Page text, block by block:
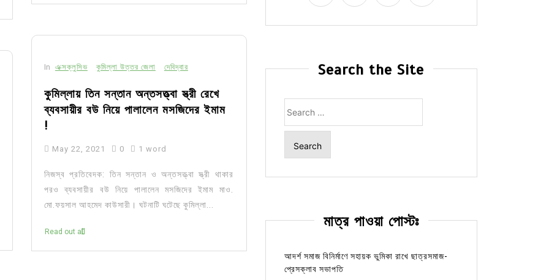
In এক্সক্লুসিভ কুমিল্লা উত্তর জেলা দেবিদ্বার
কুমিল্লায় তিন সন্তান অন্তসত্ত্বা স্ত্রী রেখে
ব্যবসায়ীর বউ নিয়ে পালালেন মসজিদের ইমাম
!
May 22, 2021 0 1 word
নিজস্ব প্রতিবেদক: তিন সন্তান ও অন্তসত্ত্বা স্ত্রী থাকার
পরও ব্যবসায়ীর বউ নিয়ে পালালেন মসজিদের ইমাম মাও.
মো.ফয়সাল আহমেদ কাউসারী। ঘটনাটি ঘটেছে কুমিল্লা...
Read out all
Search the Site
for:
মাত্র পাওয়া পোস্টঃ
আদর্শ সমাজ বিনির্মাণে সহায়ক ভুমিকা রাখে ছাত্রসমাজ-
প্রেসক্লাব সভাপতি